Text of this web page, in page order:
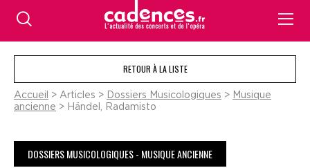
RETOUR À LA LISTE
Accueil > Articles > Dossiers Musicologiques > Musique
ancienne > Händel, Radamisto
DOSSIERS MUSICOLOGIQUES - MUSIQUE ANCIENNE